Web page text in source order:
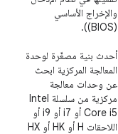
والإخراج الأساسي
(BIOS)).
أحدث بنية مصغّرة لوحدة
المعالجة المركزية ابحث
عن وحدات معالجة
مركزية من سلسلة Intel
Core i5 أو i7 أو i9 أو
اللاحقات H أو HK أو HX